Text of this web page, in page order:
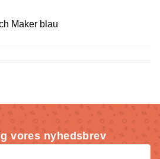
Maker blau
vores nyhedsbrev